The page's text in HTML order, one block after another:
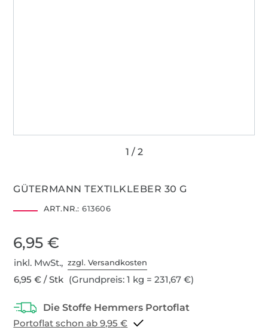
GÜTERMANN TEXTILKLEBER 30 G
ART.NR.: 613606
6,95 €
inkl. MwSt.,zzgl. Versandkosten
6,95 € / Stk (Grundpreis: 1 kg = 231,67 €)
Portoflat schon ab 9,95 €